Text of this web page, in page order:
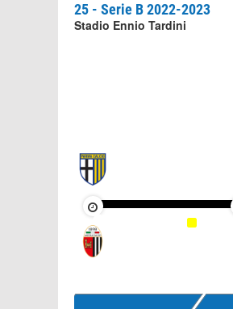
25 - Serie B 2022-2023
Stadio Ennio Tardini